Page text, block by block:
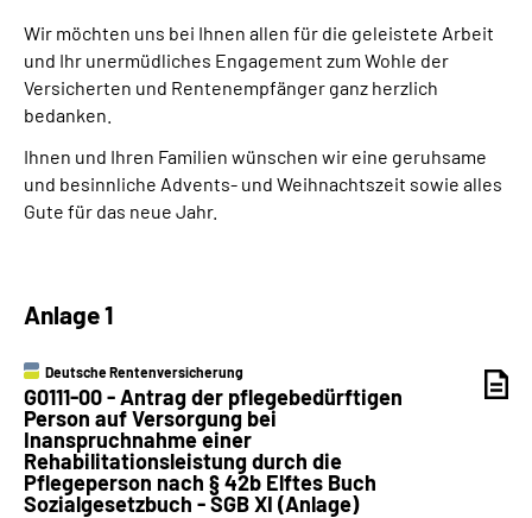
Wir möchten uns bei Ihnen allen für die geleistete Arbeit
und Ihr unermüdliches Engagement zum Wohle der
Versicherten und Rentenempfänger ganz herzlich
bedanken.
Ihnen und Ihren Familien wünschen wir eine geruhsame
und besinnliche Advents- und Weihnachtszeit sowie alles
Gute für das neue Jahr.
Anlage 1
Deutsche Rentenversicherung
G0111-00 - Antrag der pflegebedürftigen
Person auf Versorgung bei
Inanspruchnahme einer
Rehabilitationsleistung durch die
Pflegeperson nach § 42b Elftes Buch
Sozialgesetzbuch - SGB XI (Anlage)